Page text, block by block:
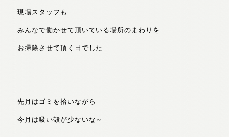
現場スタッフも
みんなで働かせて頂いている場所のまわりを
お掃除させて頂く日でした
先月はゴミを拾いながら
今月は吸い殻が少ないな～